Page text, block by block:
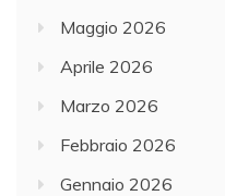
Maggio 2026
Aprile 2026
Marzo 2026
Febbraio 2026
Gennaio 2026